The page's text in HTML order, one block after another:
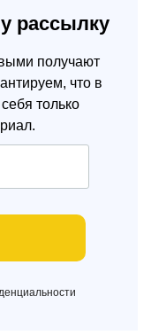
рассылку
получают
что в
только